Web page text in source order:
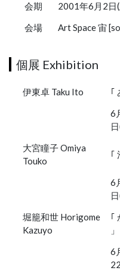
会期
2001年6月2日
会場
Art Space 宙
個展 Exhibition
伊東卓 Taku Ito
｢
6
大宮瞳子 Omiya
Touko
｢
6
堀籠和世 Horigome
Kazuyo
｢
」
6